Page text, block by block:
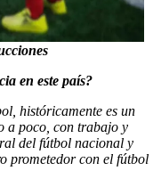
en este país?
históricamente es un
a poco, con trabajo y
del fútbol nacional y
prometedor con el fútbol